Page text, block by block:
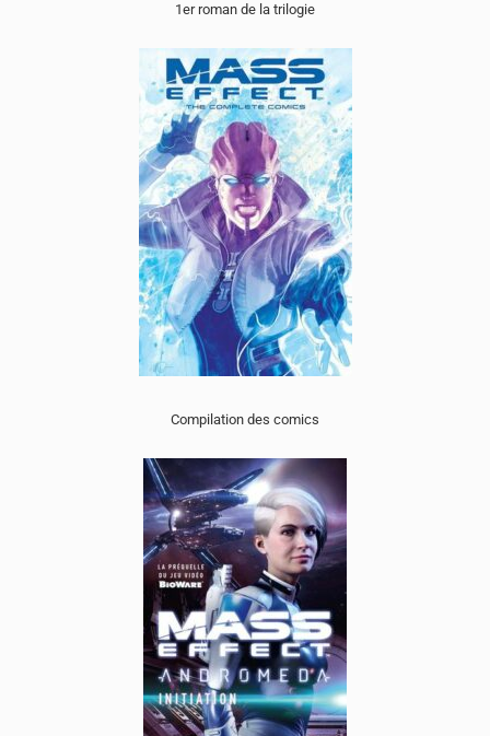
1er roman de la trilogie
Compilation des comics